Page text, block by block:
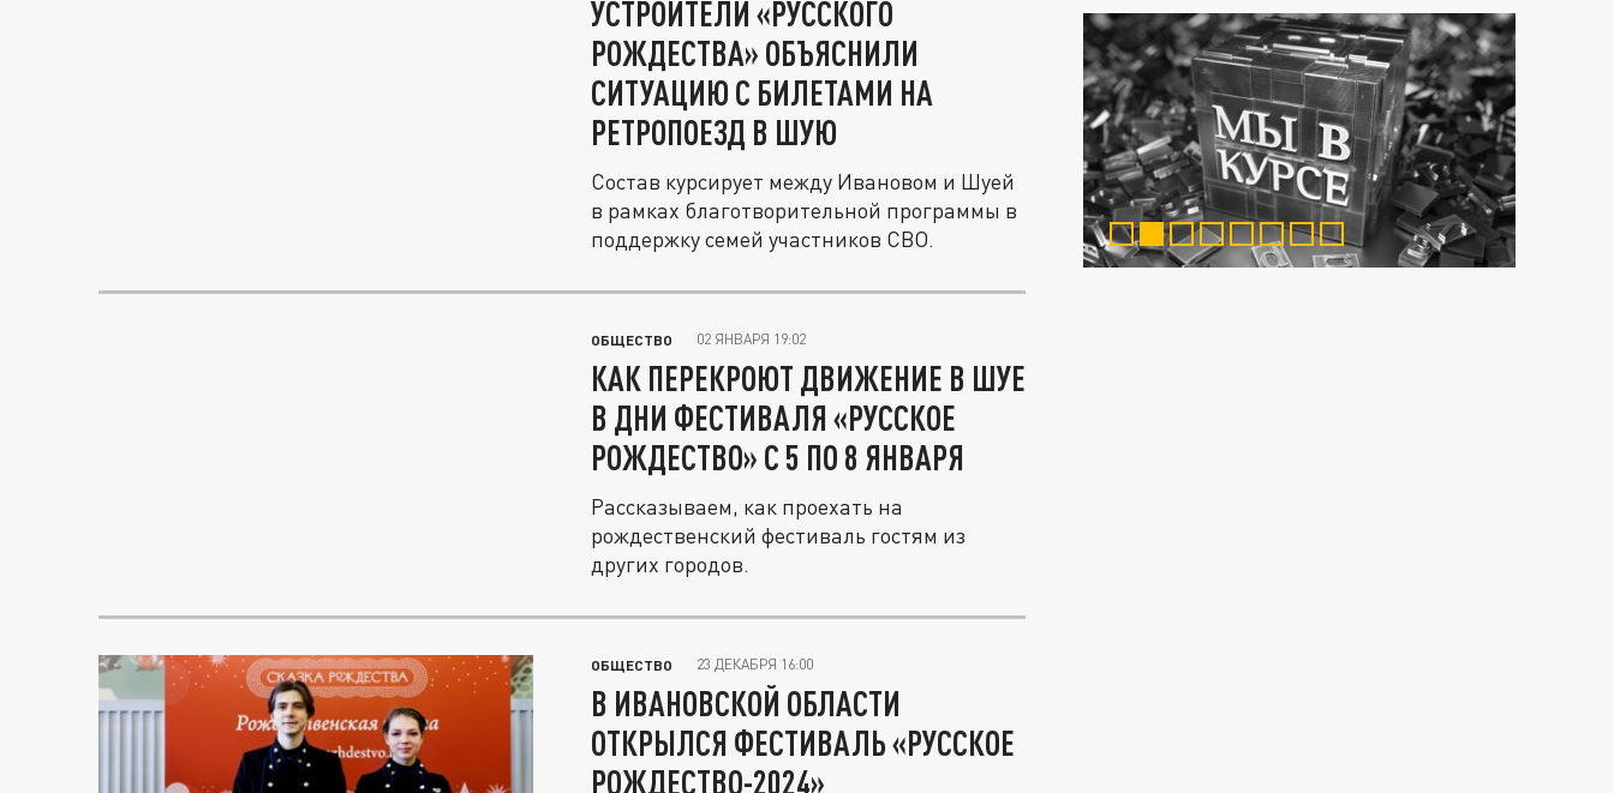
УСТРОИТЕЛИ «РУССКОГО
РОЖДЕСТВА» ОБЪЯСНИЛИ
СИТУАЦИЮ С БИЛЕТАМИ НА
РЕТРОПОЕЗД В ШУЮ
Состав курсирует между Ивановом и Шуей
в рамках благотворительной программы в
поддержку семей участников СВО.
ОБЩЕСТВО 02 ЯНВАРЯ 19:02
КАК ПЕРЕКРОЮТ ДВИЖЕНИЕ В ШУЕ
В ДНИ ФЕСТИВАЛЯ «РУССКОЕ
РОЖДЕСТВО» С 5 ПО 8 ЯНВАРЯ
Рассказываем, как проехать на
рождественский фестиваль гостям из
других городов.
ОБЩЕСТВО 23 ДЕКАБРЯ 16:00
В ИВАНОВСКОЙ ОБЛАСТИ
ОТКРЫЛСЯ ФЕСТИВАЛЬ «РУССКОЕ
РОЖДЕСТВО-2024»